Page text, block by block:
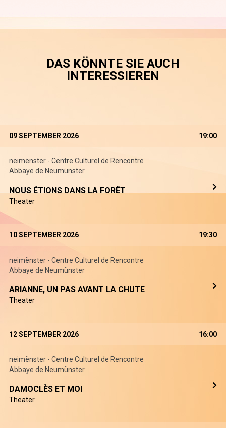
DAS KÖNNTE SIE AUCH
INTERESSIEREN
09 SEPTEMBER 2026 19:00
neimënster - Centre Culturel de Rencontre
Abbaye de Neumünster
NOUS ÉTIONS DANS LA FORÊT
Theater
10 SEPTEMBER 2026 19:30
neimënster - Centre Culturel de Rencontre
Abbaye de Neumünster
ARIANNE, UN PAS AVANT LA CHUTE
Theater
12 SEPTEMBER 2026 16:00
neimënster - Centre Culturel de Rencontre
Abbaye de Neumünster
DAMOCLÈS ET MOI
Theater